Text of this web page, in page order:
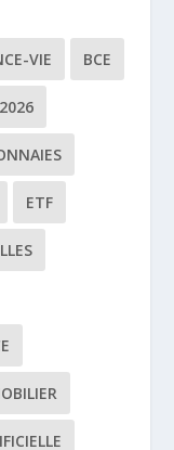
VIE BCE
ETF